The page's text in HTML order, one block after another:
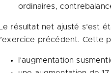
ordinaires,
Le résultat net ajusté s’est
l’exercice précédent. Cette
l’augmentation